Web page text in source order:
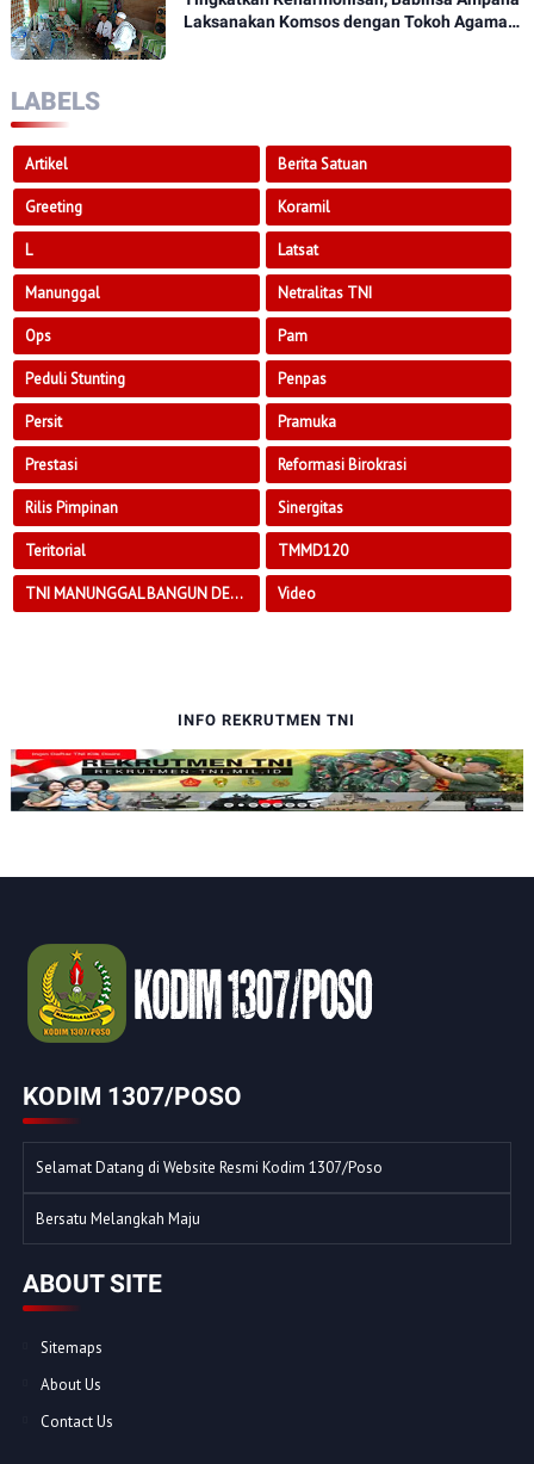
Laksanakan Komsos dengan Tokoh Agama
LABELS
Artikel Berita Satuan
Greeting Koramil
L Latsat
Manunggal Netralitas TNI
Ops Pam
Peduli Stunting Penpas
Persit Pramuka
Prestasi Reformasi Birokrasi
Rilis Pimpinan Sinergitas
Teritorial TMMD120
TNI MANUNGGAL BANGUN DESA Video
INFO REKRUTMEN TNI
KODIM 1307/POSO
Selamat Datang di Website Resmi Kodim 1307/Poso
Bersatu Melangkah Maju
ABOUT SITE
Sitemaps
About Us
Contact Us